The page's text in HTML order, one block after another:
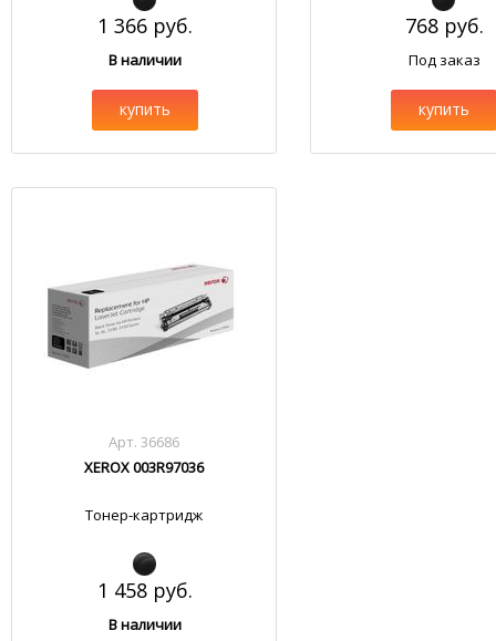
1 366 руб.
В наличии
купить
768 руб.
Под заказ
купить
Арт. 36686
XEROX 003R97036
Тонер-картридж
1 458 руб.
В наличии